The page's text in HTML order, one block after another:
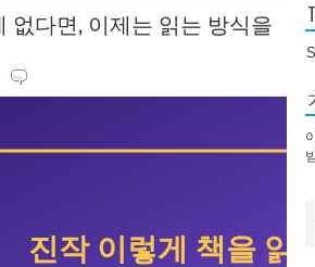
없다면, 이제는 읽는 방식을
진작 이렇게 책을 읽